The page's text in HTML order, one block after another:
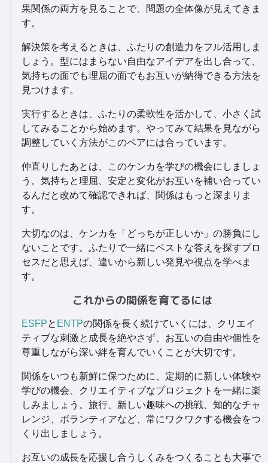
果関係の両方を見ることで、問題の全体像が見えてきま
す。
解決策を考えるときは、ふたりの創造力をフル活用しま
しょう。型にはまらない自由なアイデアを出し合って、
気持ちの面でも理屈の面でもお互いが納得できる方法を
見つけます。
実行するときは、ふたりの柔軟性を活かして、小さく試
してみることから始めます。やってみて結果を見ながら
調整していく方法がこのペアには合っています。
仲直りしたあとは、このケンカを学びの機会にしましょ
う。気持ちと理屈、安定と変化がお互いを補い合ってい
るんだと改めて確認できれば、関係はもっと深まりま
す。
大切なのは、ケンカを「どっちが正しいか」の勝負にし
ないことです。ふたりで一緒にベストな答えを探すプロ
セスだと思えば、違いから新しい発見や視点を学べま
す。
これからの関係を育てるには
ESFPと ENTPの関係を長く続けていくには、クリエイ
ティブな刺激と成長を絶やさず、お互いの自由や個性を
尊重しながら深い絆を育んでいくことが大切です。
関係をいつも新鮮に保つために、定期的に新しい体験や
学びの機会、クリエイティブなプロジェクトを一緒に楽
しみましょう。旅行、新しい趣味への挑戦、知的なチャ
レンジ、ボランティアなど、常にワクワクする機会をつ
くり出しましょう。
お互いの成長を応援し合うしくみをつくることも大事で